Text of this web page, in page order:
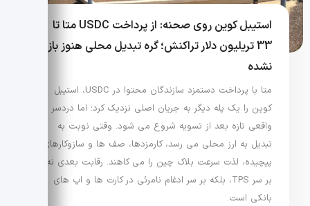
استیبل کوین روی صحنه: از پرداخت USDC متا تا
33 تریلیون دلار تراکنش؛ گره تبدیل محلی هنوز باز
نشده
متا با پرداخت دستمزد سازندگان محتوا در USDC، استیبل
کوین را یک پله دیگر به جریان اصلی نزدیک کرد؛ اما دردسر
واقعی تازه بعد از تسویه شروع می شود. وقتی نوبت به
تبدیل به ارز محلی می رسد، کارمزدها، صف ها و سازوکارهای
پیچیده، لذت سرعت بلاک چین را می کاهند. رقابت بعدی نه
بر سر TPS، بلکه بر سر ادغام نامرئی در کارت ها و اپ های
بانکی است.